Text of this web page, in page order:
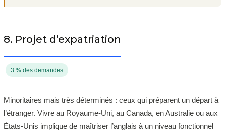
8. Projet d’expatriation
3 % des demandes
Minoritaires mais très déterminés : ceux qui préparent un départ à
l’étranger. Vivre au Royaume-Uni, au Canada, en Australie ou aux
États-Unis implique de maîtriser l’anglais à un niveau fonctionnel